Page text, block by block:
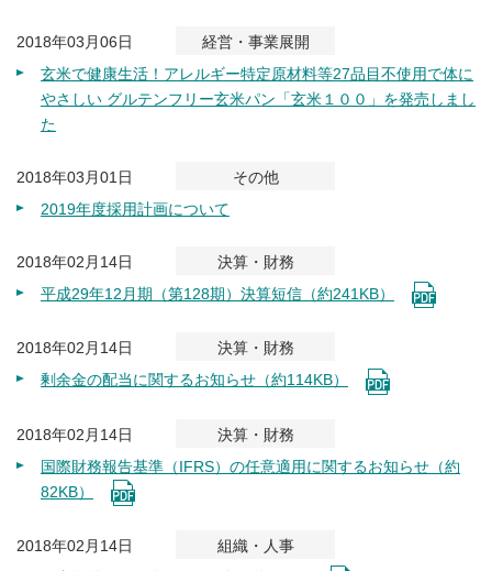
2018年03月06日
経営・事業展開
玄米で健康生活！アレルギー特定原材料等27品目不使用で体に
やさしい グルテンフリー玄米パン「玄米１００」を発売しまし
た
2018年03月01日
その他
2019年度採用計画について
2018年02月14日
決算・財務
平成29年12月期（第128期）決算短信（約241KB）
2018年02月14日
決算・財務
剰余金の配当に関するお知らせ（約114KB）
2018年02月14日
決算・財務
国際財務報告基準（IFRS）の任意適用に関するお知らせ（約
82KB）
2018年02月14日
組織・人事